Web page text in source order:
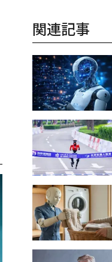
関連記事